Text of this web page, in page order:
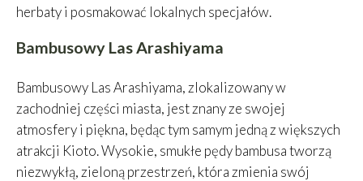
herbaty i posmakować lokalnych specjałów.
Bambusowy Las Arashiyama
Bambusowy Las Arashiyama, zlokalizowany w
zachodniej części miasta, jest znany ze swojej
atmosfery i piękna, będąc tym samym jedną z większych
atrakcji Kioto. Wysokie, smukłe pędy bambusa tworzą
niezwykłą, zieloną przestrzeń, która zmienia swój